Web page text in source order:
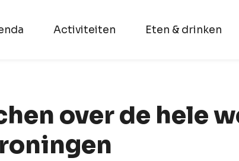
Activiteiten Eten & drinken
over de hele